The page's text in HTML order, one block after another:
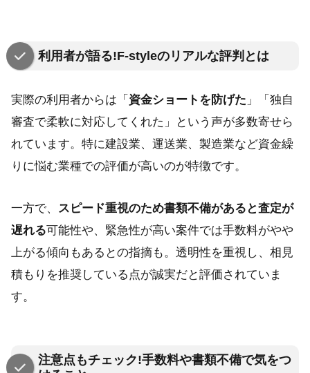
利用者が語る!F-styleのリアルな評判とは
実際の利用者からは「 資金ショートを防げた 」「独自
審査で柔軟に対応してくれた」という声が多数寄せら
れています。特に建設業、運送業、製造業など資金繰
りに悩む業種での評価が高いのが特徴です。
一方で、 スピード重視のため書類不備があると査定が
遅れる可能性や、緊急性が高い案件では手数料がやや
上がる傾向もあるとの指摘も。透明性を重視し、相見
積もりを推奨している点が誠実だと評価されていま
す。
注意点もチェック!手数料や書類不備で気をつ